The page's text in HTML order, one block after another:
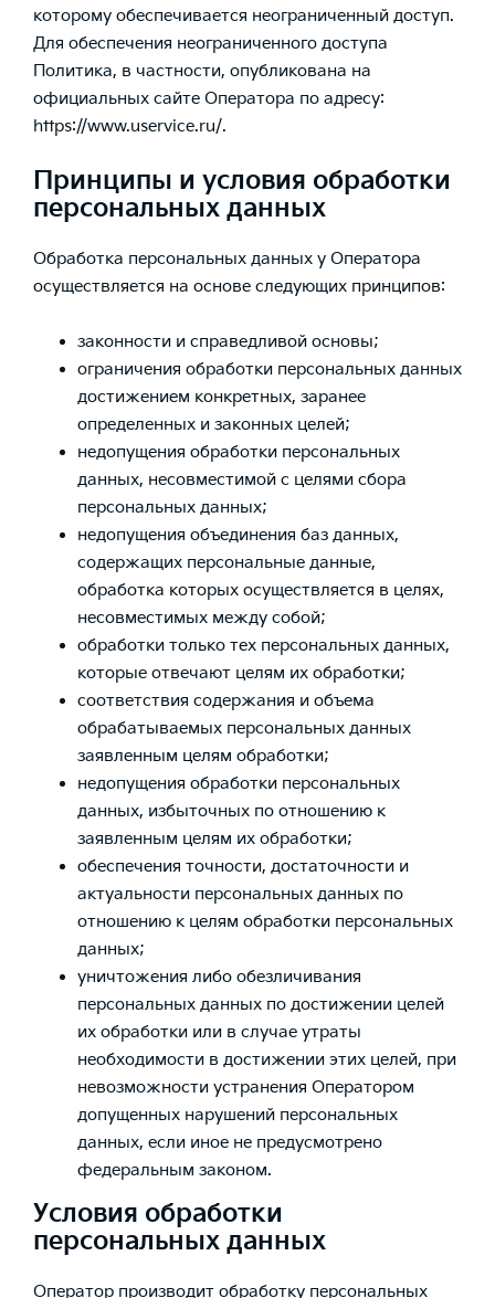
которому обеспечивается неограниченный доступ.
Для обеспечения неограниченного доступа
Политика, в частности, опубликована на
официальных сайте Оператора по адресу:
https://www.uservice.ru/.
Принципы и условия обработки
персональных данных
Обработка персональных данных у Оператора
осуществляется на основе следующих принципов:
законности и справедливой основы;
ограничения обработки персональных данных
достижением конкретных, заранее
определенных и законных целей;
недопущения обработки персональных
данных, несовместимой с целями сбора
персональных данных;
недопущения объединения баз данных,
содержащих персональные данные,
обработка которых осуществляется в целях,
несовместимых между собой;
обработки только тех персональных данных,
которые отвечают целям их обработки;
соответствия содержания и объема
обрабатываемых персональных данных
заявленным целям обработки;
недопущения обработки персональных
данных, избыточных по отношению к
заявленным целям их обработки;
обеспечения точности, достаточности и
актуальности персональных данных по
отношению к целям обработки персональных
данных;
уничтожения либо обезличивания
персональных данных по достижении целей
их обработки или в случае утраты
необходимости в достижении этих целей, при
невозможности устранения Оператором
допущенных нарушений персональных
данных, если иное не предусмотрено
федеральным законом.
Условия обработки
персональных данных
Оператор производит обработку персональных